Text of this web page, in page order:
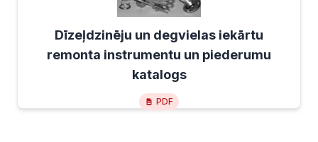
Dīzeļdzinēju un degvielas iekārtu
remonta instrumentu un piederumu
katalogs
PDF